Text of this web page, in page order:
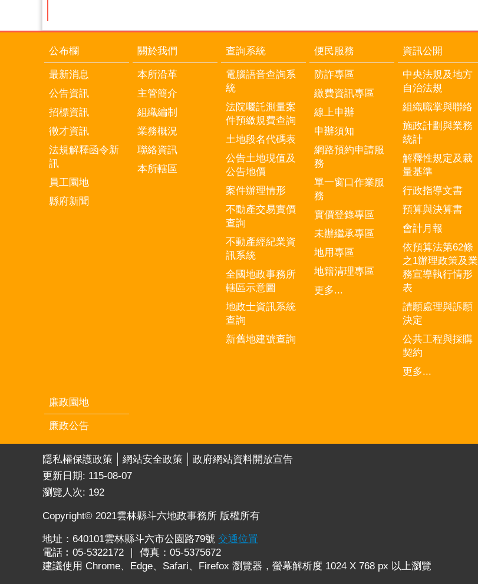
公布欄
最新消息
公告資訊
招標資訊
徵才資訊
法規解釋函令新
訊
員工園地
縣府新聞
關於我們
本所沿革
主管簡介
組織編制
業務概況
聯絡資訊
本所轄區
查詢系統
電腦語音查詢系
統
法院囑託測量案
件預繳規費查詢
土地段名代碼表
公告土地現值及
公告地價
案件辦理情形
不動產交易實價
查詢
不動產經紀業資
訊系統
全國地政事務所
轄區示意圖
地政士資訊系統
查詢
新舊地建號查詢
便民服務
防詐專區
繳費資訊專區
線上申辦
申辦須知
網路預約申請服
務
單一窗口作業服
務
實價登錄專區
未辦繼承專區
地用專區
地籍清理專區
更多...
資訊公開
中央法規及地方
自治法規
組織職掌與聯絡
施政計劃與業務
統計
解釋性規定及裁
量基準
行政指導文書
預算與決算書
會計月報
依預算法第62條
之1辦理政策及業
務宣導執行情形
表
請願處理與訴願
決定
公共工程與採購
契約
更多...
廉政園地
廉政公告
隱私權保護政策 網站安全政策
政府網站資料開放宣告
更新日期: 115-08-07
瀏覽人次: 192
Copyright© 2021雲林縣斗六地政事務所 版權所有
地址：640101雲林縣斗六市公園路79號 交通位置
電話︰05-5322172 ｜ 傳真：05-5375672
建議使用 Chrome、Edge、Safari、Firefox 瀏覽器，螢幕解析度 1024 X 768 px 以上瀏覽